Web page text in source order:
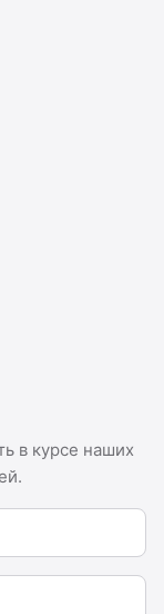
в курсе наших